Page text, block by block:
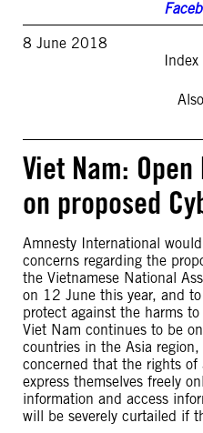
8 June 2018
Viet Nam:
on proposed
Amnesty International
concerns regarding the
the Vietnamese National
on 12 June this year, and
protect against the harms
Viet Nam continues to be
countries in the Asia
concerned that the rights
express themselves freely
information and access
will be severely curtailed if